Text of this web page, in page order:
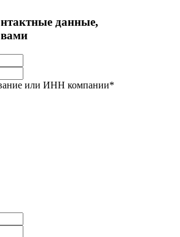
данные,
или ИНН компании*